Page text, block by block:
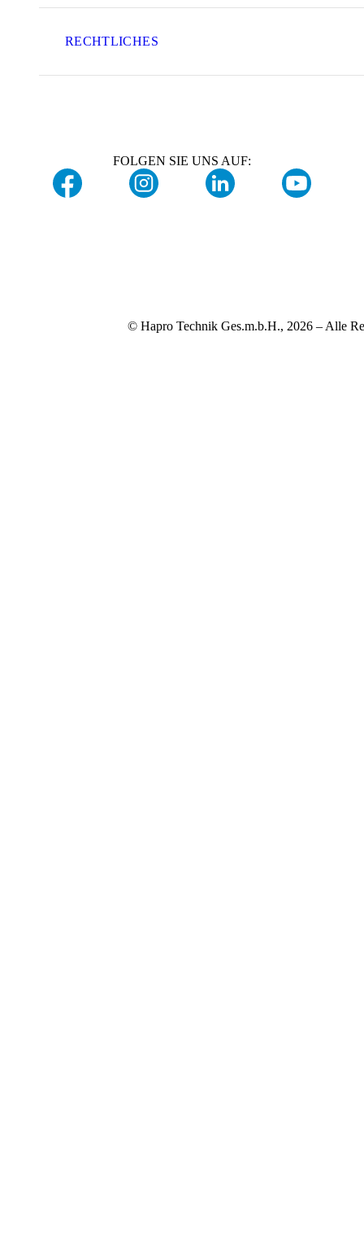
RECHTLICHES
FOLGEN SIE UNS AUF:
© Hapro Technik Ges.m.b.H., 2026 – Alle